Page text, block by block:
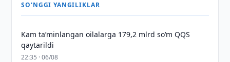
SO'NGGI YANGILIKLAR
Kam taʼminlangan oilalarga 179,2 mlrd so‘m QQS
qaytarildi
22:35 · 06/08